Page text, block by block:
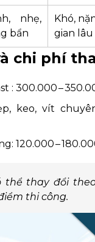
nhẹ,
bẩn
Khó,
gian lâu
chi phí
: 300.000 –
keo, vít
120.000 –
thể thay đổi
thi công.